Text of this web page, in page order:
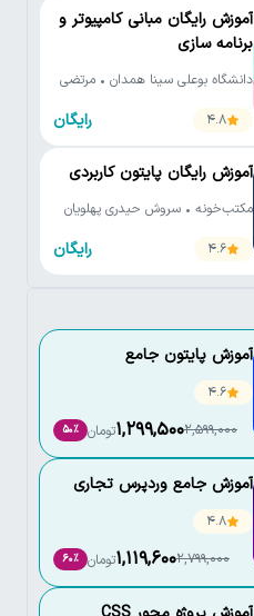
آموزش رایگان مبانی کامپیوتر و
برنامه سازی
دانشگاه بوعلی سینا همدان • مرتضی
4.8
رایگان
آموزش رایگان پایتون کاربردی
مکتب‌خونه • سروش حیدری پهلویان
4.6
رایگان
آموزش پایتون جامع
4.6
2,599,000
1,299,500تومان 50٪
آموزش جامع وردپرس تجاری
4.8
2,799,000
1,119,600تومان 60٪